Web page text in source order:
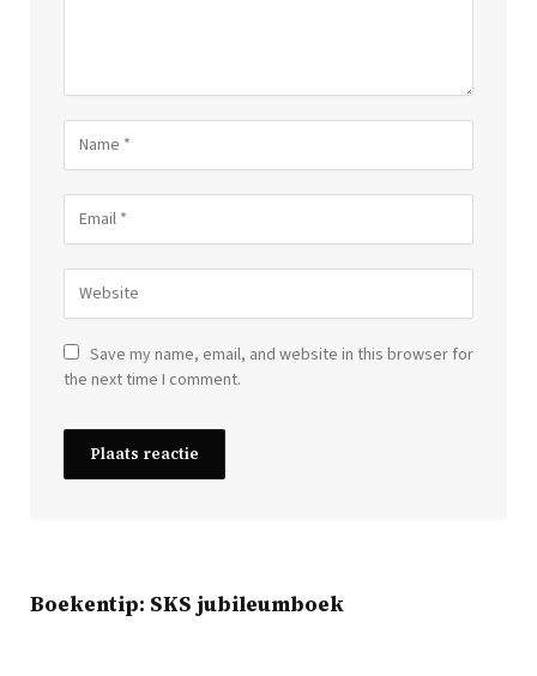
Save my name, email, and website in this browser for
the next time I comment.
Boekentip: SKS jubileumboek